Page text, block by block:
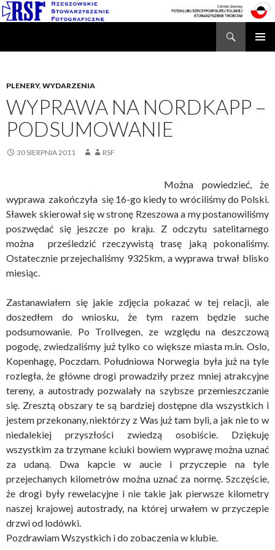
PLENERY, WYDARZENIA
WYPRAWA NA NORDKAPP –
PODSUMOWANIE
30 SIERPNIA 2011 RSF
Można powiedzieć, że
wyprawa zakończyła się 16-go kiedy to wróciliśmy do Polski.
Sławek skierował się w stronę Rzeszowa a my postanowiliśmy
poszwędać się jeszcze po kraju. Z odczytu satelitarnego
można prześledzić rzeczywistą trasę jaką pokonaliśmy.
Ostatecznie przejechaliśmy 9325km, a wyprawa trwał blisko
miesiąc.
Zastanawiałem się jakie zdjęcia pokazać w tej relacji, ale
doszedłem do wniosku, że tym razem będzie suche
podsumowanie. Po Trollvegen, ze względu na deszczową
pogodę, zwiedzaliśmy już tylko co większe miasta m.in. Oslo,
Kopenhagę, Poczdam. Południowa Norwegia była już na tyle
rozległa, że główne drogi prowadziły przez mniej atrakcyjne
tereny, a autostrady pozwalały na szybsze przemieszczanie
się. Zresztą obszary te są bardziej dostępne dla wszystkich i
jestem przekonany, niektórzy z Was już tam byli, a jak nie to w
niedalekiej przyszłości zwiedzą osobiście. Dziękuję
wszystkim za trzymane kciuki bowiem wyprawę można uznać
za udaną. Dwa kapcie w aucie i przyczepie na tyle
przejechanych kilometrów można uznać za normę. Szczęście,
że drogi były rewelacyjne i nie takie jak pierwsze kilometry
naszej krajowej autostrady, na której urwałem w przyczepie
drzwi od lodówki.
Pozdrawiam Wszystkich i do zobaczenia w klubie.